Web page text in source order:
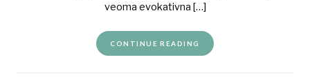
veoma evokativna […]
CONTINUE READING